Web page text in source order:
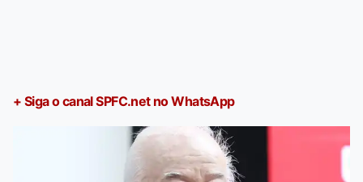
+ Siga o canal SPFC.net no WhatsApp